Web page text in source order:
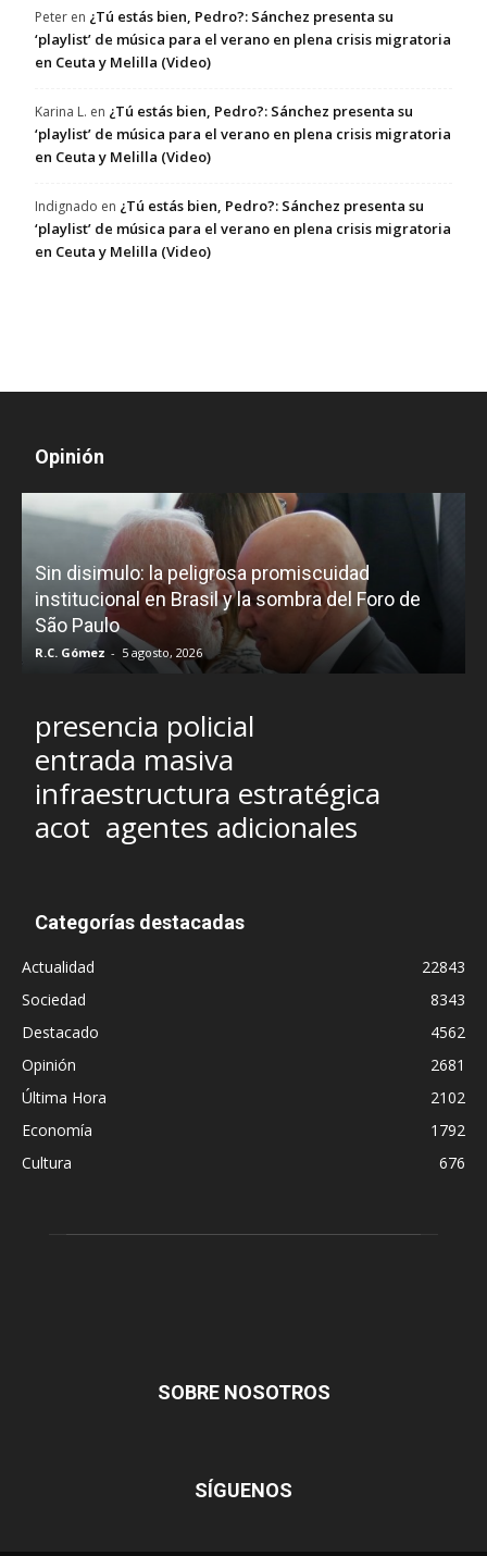
Peter en ¿Tú estás bien, Pedro?: Sánchez presenta su
‘playlist’ de música para el verano en plena crisis migratoria
en Ceuta y Melilla (Video)
Karina L. en ¿Tú estás bien, Pedro?: Sánchez presenta su
‘playlist’ de música para el verano en plena crisis migratoria
en Ceuta y Melilla (Video)
Indignado en ¿Tú estás bien, Pedro?: Sánchez presenta su
‘playlist’ de música para el verano en plena crisis migratoria
en Ceuta y Melilla (Video)
Opinión
Sin disimulo: la peligrosa promiscuidad
institucional en Brasil y la sombra del Foro de
São Paulo
R.C. Gómez - 5 agosto, 2026
presencia policial
entrada masiva
infraestructura estratégica
acot agentes adicionales
Categorías destacadas
Actualidad
22843
Sociedad
8343
Destacado
4562
Opinión
2681
Última Hora
2102
Economía
1792
Cultura
676
SOBRE NOSOTROS
SÍGUENOS